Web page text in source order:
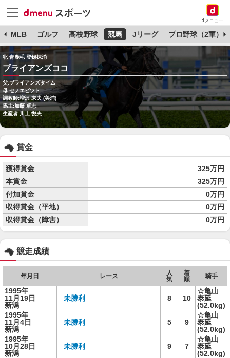
dメニュー
MLB ゴルフ 高校野球 競馬 Jリーグ プロ野球（2軍）
牝 青鹿毛 登録抹消
ブライアンズココ
父:ブライアンズタイム
母:セノエピツト
調教師:増沢 末夫 (美浦)
馬主:加藤 卓志
生産者:川上 悦夫
賞金
獲得賞金
325万円
本賞金
325万円
付加賞金
0万円
収得賞金（平地）
0万円
収得賞金（障害）
0万円
競走成績
年月日 レース
人
気
着
順
騎手
1995年
11月19日
新潟
未勝利 8 10
☆亀山
泰延
(52.0kg)
1995年
11月4日
新潟
未勝利 5 9
☆亀山
泰延
(52.0kg)
1995年
10月28日
新潟
未勝利 9 7
☆亀山
泰延
(52.0kg)